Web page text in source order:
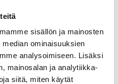
sisällön ja mainosten
ominaisuuksien
analysoimiseen. Lisäksi
mainosalan ja analytiikka-
siitä, miten käytät
NPT 3/4"
-20